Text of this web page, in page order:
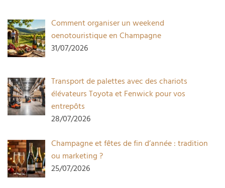
Comment organiser un weekend
oenotouristique en Champagne
31/07/2026
Transport de palettes avec des chariots
élévateurs Toyota et Fenwick pour vos
entrepôts
28/07/2026
Champagne et fêtes de fin d’année : tradition
ou marketing ?
25/07/2026